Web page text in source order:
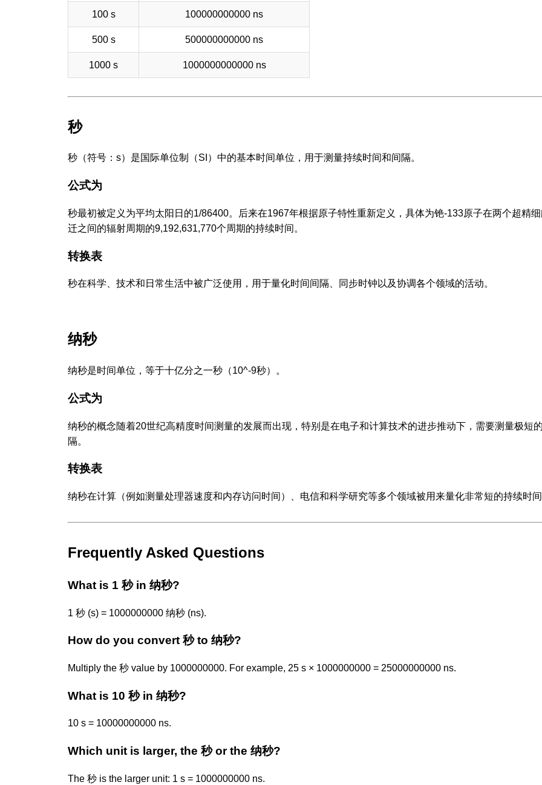
100 s 100000000000 ns
500 s 500000000000 ns
1000 s 1000000000000 ns
秒
秒（符号：s）是国际单位制（SI）中的基本时间单位，用于测量持续时间和间隔。
公式为
秒最初被定义为平均太阳日的1/86400。后来在1967年根据原子特性重新定义，具体为铯-133原子在两个超精
迁之间的辐射周期的9,192,631,770个周期的持续时间。
转换表
秒在科学、技术和日常生活中被广泛使用，用于量化时间间隔、同步时钟以及协调各个领域的活动。
纳秒
纳秒是时间单位，等于十亿分之一秒（10^-9秒）。
公式为
纳秒的概念随着20世纪高精度时间测量的发展而出现，特别是在电子和计算技术的进步推动下，需要测量极短
隔。
转换表
纳秒在计算（例如测量处理器速度和内存访问时间）、电信和科学研究等多个领域被用来量化非常短的持续时
Frequently Asked Questions
What is 1 秒 in 纳秒?
1 秒 (s) = 1000000000 纳秒 (ns).
How do you convert 秒 to 纳秒?
Multiply the 秒 value by 1000000000. For example, 25 s × 1000000000 = 25000000000 ns.
What is 10 秒 in 纳秒?
10 s = 10000000000 ns.
Which unit is larger, the 秒 or the 纳秒?
The 秒 is the larger unit: 1 s = 1000000000 ns.